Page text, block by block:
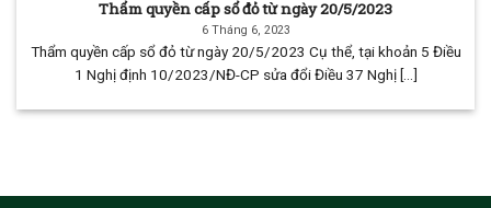
Thẩm quyền cấp sổ đỏ từ ngày 20/5/2023
6 Tháng 6, 2023
Thẩm quyền cấp sổ đỏ từ ngày 20/5/2023 Cụ thể, tại khoản 5 Điều
1 Nghị định 10/2023/NĐ-CP sửa đổi Điều 37 Nghị [...]